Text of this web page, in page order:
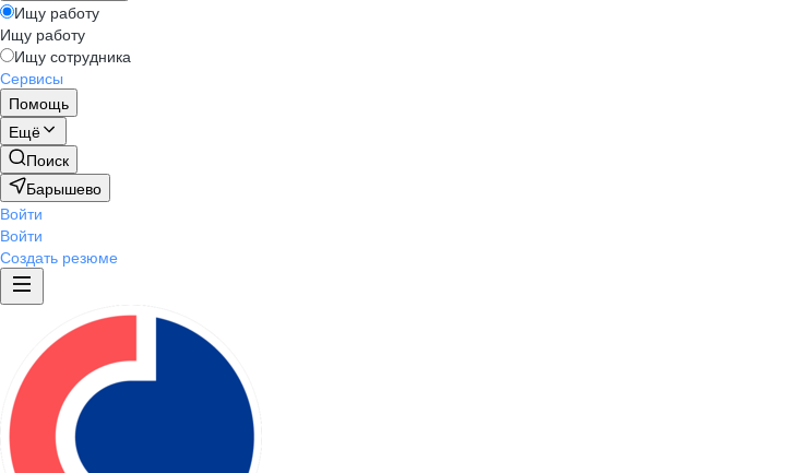
Ищу работу
Ищу работу
Ищу сотрудника
Сервисы
Помощь
Ещё
Поиск
Барышево
Войти
Войти
Создать резюме